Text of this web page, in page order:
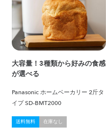
大容量！3種類から好みの食感
が選べる
Panasonic ホームベーカリー 2斤タ
イプ SD-BMT2000
送料無料 在庫なし